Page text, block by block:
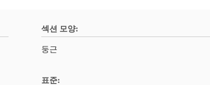
섹션 모양:
둥근
표준: